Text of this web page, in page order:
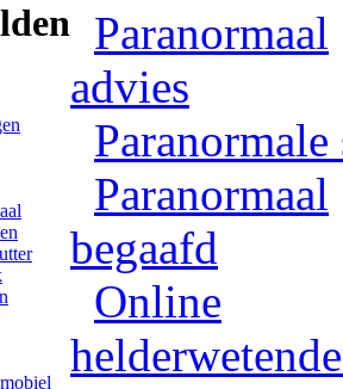
Paranormaal
advies
Paranormale
Paranormaal
begaafd
Online